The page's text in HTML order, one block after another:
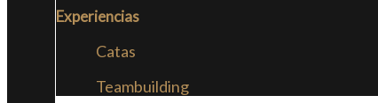
Experiencias
Catas
Teambuilding